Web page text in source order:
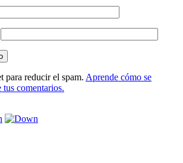
para reducir el spam. Aprende cómo se
tus comentarios.